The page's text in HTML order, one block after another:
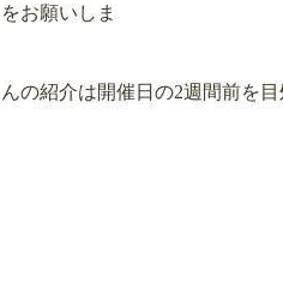
お願いしま
約時間
の紹介は開催日の2週間前を目